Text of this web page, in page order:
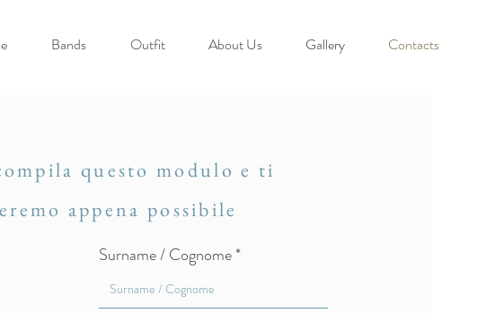
Bands Outfit About Us Gallery Contacts
questo modulo e ti
appena possibile
Surname / Cognome *